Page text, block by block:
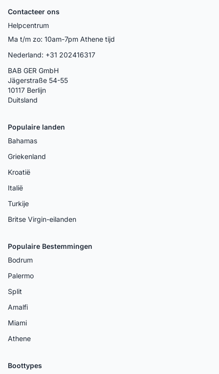
Contacteer ons
Helpcentrum
Ma t/m zo: 10am-7pm Athene tijd
Nederland: +31 202416317
BAB GER GmbH
Jägerstraße 54-55
10117 Berlijn
Duitsland
Populaire landen
Bahamas
Griekenland
Kroatië
Italië
Turkije
Britse Virgin-eilanden
Populaire Bestemmingen
Bodrum
Palermo
Split
Amalfi
Miami
Athene
Boottypes